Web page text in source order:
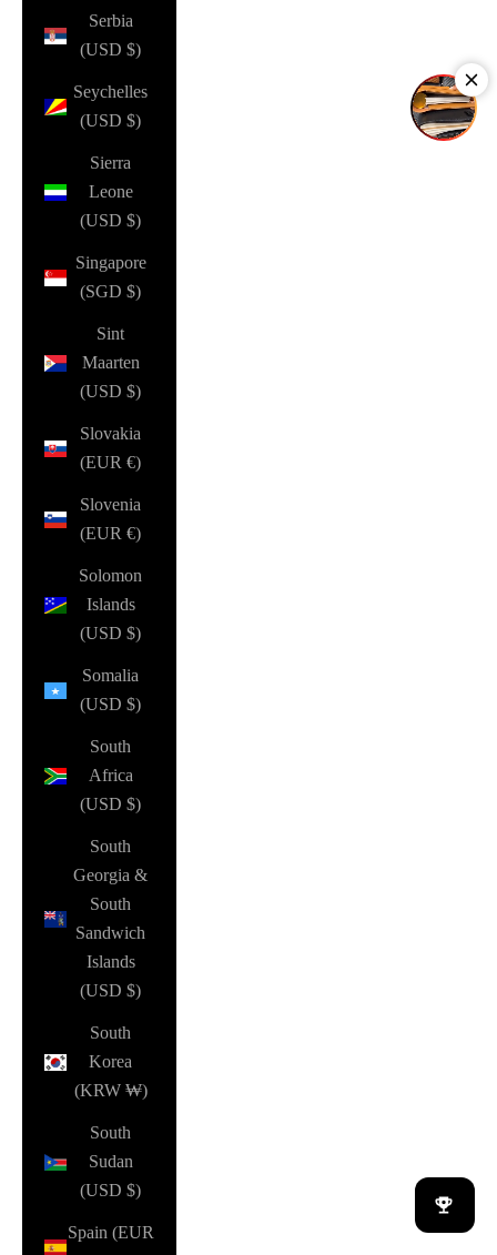
Serbia
(USD $)
Seychelles
(USD $)
Sierra
Leone
(USD $)
Singapore
(SGD $)
Sint
Maarten
(USD $)
Slovakia
(EUR €)
Slovenia
(EUR €)
Solomon
Islands
(USD $)
Somalia
(USD $)
South
Africa
(USD $)
South
Georgia &
South
Sandwich
Islands
(USD $)
South
Korea
(KRW ₩)
South
Sudan
(USD $)
Spain (EUR